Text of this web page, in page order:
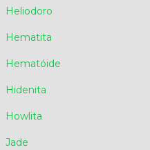
Heliodoro
Hematita
Hematóide
Hidenita
Howlita
Jade